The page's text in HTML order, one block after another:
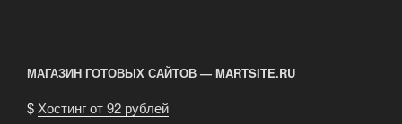
МАГАЗИН ГОТОВЫХ САЙТОВ — MARTSITE.RU
$ Хостинг от 92 рублей